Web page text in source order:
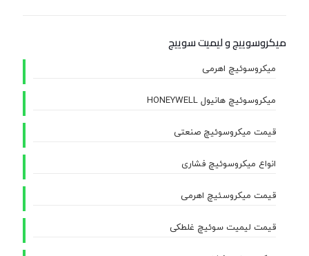
میکروسوییچ و لیمیت سوییچ
میکروسوئیچ اهرمی
میکروسوئیچ هانیول HONEYWELL
قیمت میکروسوئیچ صنعتی
انواع میکروسوئیچ فشاری
قیمت میکروسئیچ اهرمی
قیمت لیمیت سوئیچ غلطکی